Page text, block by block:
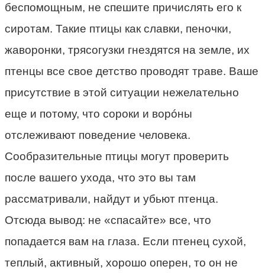
беспомощным, не спешите причислять его к
сиротам. Такие птицы как славки, пеночки,
жаворонки, трясогузки гнездятся на земле, их
птенцы все свое детство проводят траве. Ваше
присутствие в этой ситуации нежелательно
еще и потому, что сороки и ворóны
отслеживают поведение человека.
Сообразительные птицы могут проверить
после вашего ухода, что это вы там
рассматривали, найдут и убьют птенца.
Отсюда вывод: не «спасайте» все, что
попадается вам на глаза. Если птенец сухой,
теплый, активный, хорошо оперен, то он не